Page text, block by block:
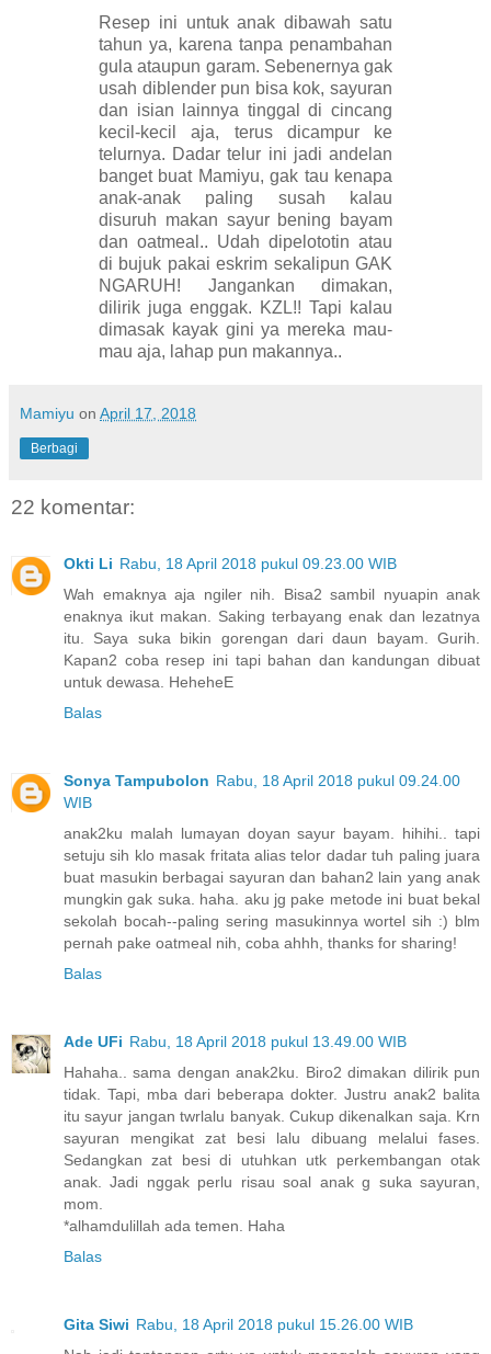
Resep ini untuk anak dibawah satu
tahun ya, karena tanpa penambahan
gula ataupun garam. Sebenernya gak
usah diblender pun bisa kok, sayuran
dan isian lainnya tinggal di cincang
kecil-kecil aja, terus dicampur ke
telurnya. Dadar telur ini jadi andelan
banget buat Mamiyu, gak tau kenapa
anak-anak paling susah kalau
disuruh makan sayur bening bayam
dan oatmeal.. Udah dipelototin atau
di bujuk pakai eskrim sekalipun GAK
NGARUH! Jangankan dimakan,
dilirik juga enggak. KZL!! Tapi kalau
dimasak kayak gini ya mereka mau-
mau aja, lahap pun makannya..
Mamiyu on April 17, 2018
Berbagi
22 komentar:
Okti Li Rabu, 18 April 2018 pukul 09.23.00 WIB
Wah emaknya aja ngiler nih. Bisa2 sambil nyuapin anak
enaknya ikut makan. Saking terbayang enak dan lezatnya
itu. Saya suka bikin gorengan dari daun bayam. Gurih.
Kapan2 coba resep ini tapi bahan dan kandungan dibuat
untuk dewasa. HeheheE
Balas
Sonya Tampubolon Rabu, 18 April 2018 pukul 09.24.00
WIB
anak2ku malah lumayan doyan sayur bayam. hihihi.. tapi
setuju sih klo masak fritata alias telor dadar tuh paling juara
buat masukin berbagai sayuran dan bahan2 lain yang anak
mungkin gak suka. haha. aku jg pake metode ini buat bekal
sekolah bocah--paling sering masukinnya wortel sih :) blm
pernah pake oatmeal nih, coba ahhh, thanks for sharing!
Balas
Ade UFi Rabu, 18 April 2018 pukul 13.49.00 WIB
Hahaha.. sama dengan anak2ku. Biro2 dimakan dilirik pun
tidak. Tapi, mba dari beberapa dokter. Justru anak2 balita
itu sayur jangan twrlalu banyak. Cukup dikenalkan saja. Krn
sayuran mengikat zat besi lalu dibuang melalui fases.
Sedangkan zat besi di utuhkan utk perkembangan otak
anak. Jadi nggak perlu risau soal anak g suka sayuran,
mom.
*alhamdulillah ada temen. Haha
Balas
Gita Siwi Rabu, 18 April 2018 pukul 15.26.00 WIB